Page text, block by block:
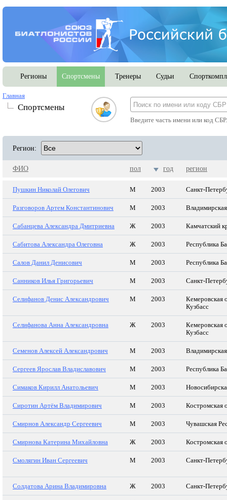
Регионы Спортсмены Тренеры Судьи
Главная
Спортсмены
Введите часть имени или код
Регион:
ФИО пол год регион
Пушкин Николай Олегович М 2003 Санкт-
Разговоров Артем Константинович М 2003
Сабанцева Александра Дмитриевна Ж 2003 Камчатский
Сабитова Александра Олеговна Ж 2003 Республика
Салов Данил Денисович М 2003 Республика
Санников Илья Григорьевич М 2003 Санкт-
Селифанов Денис Александрович М 2003
Кемеровская
Кузбасс
Селифанова Анна Александровна Ж 2003
Кемеровская
Кузбасс
Семенов Алексей Александрович М 2003
Сергеев Ярослав Владиславович М 2003 Республика
Симаков Кирилл Анатольевич М 2003
Сиротин Артём Владимирович М 2003 Костромская
Смирнов Александр Сергеевич М 2003 Чувашская
Смирнова Катерина Михайловна Ж 2003 Костромская
Смолягин Иван Сергеевич М 2003 Санкт-
Солдатова Арина Владимировна Ж 2003 Санкт-